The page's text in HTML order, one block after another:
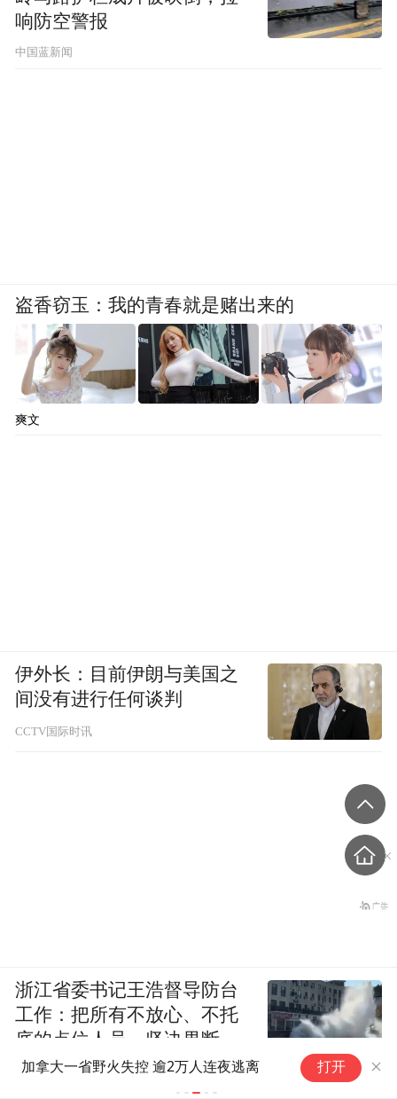
加拿大一省野火失控 逾2万人连夜逃离 打开
响防空警报
中国蓝新闻
盗香窃玉：我的青春就是赌出来的
爽文
伊外长：目前伊朗与美国之
间没有进行任何谈判
CCTV国际时讯
浙江省委书记王浩督导防台
工作：把所有不放心、不托
底的点位人员，坚决果断转
移到位